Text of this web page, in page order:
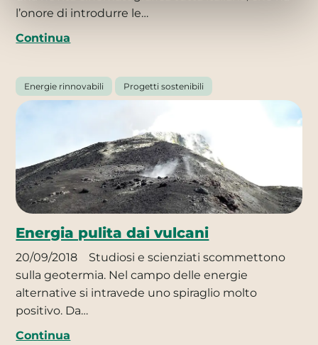
l’onore di introdurre le…
Continua
Energie rinnovabili Progetti sostenibili
Energia pulita dai vulcani
20/09/2018
Studiosi e scienziati scommettono
sulla geotermia. Nel campo delle energie
alternative si intravede uno spiraglio molto
positivo. Da…
Continua